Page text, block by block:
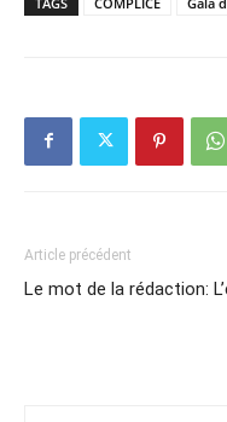
Article précédent
Le mot de la rédaction: